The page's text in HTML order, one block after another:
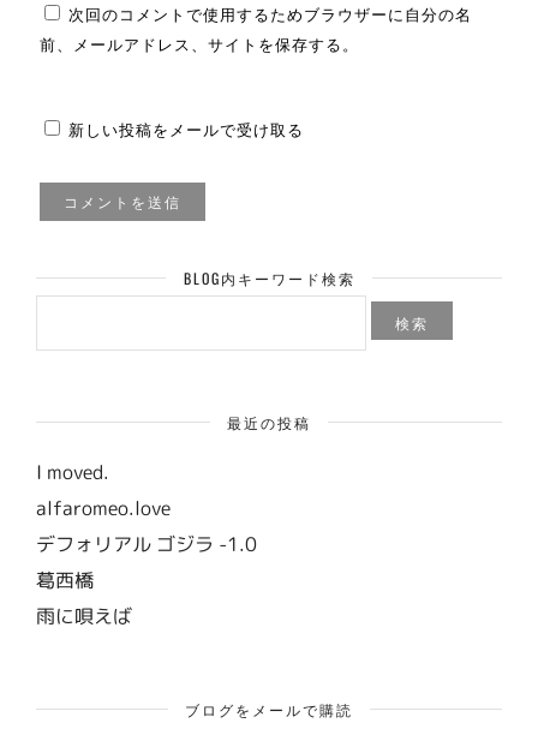
次回のコメントで使用するためブラウザーに自分の名
前、メールアドレス、サイトを保存する。
新しい投稿をメールで受け取る
BLOG内キーワード検索
検
最近の投稿
I moved.
alfaromeo.love
デフォリアル ゴジラ -1.0
葛西橋
雨に唄えば
ブログをメールで購読